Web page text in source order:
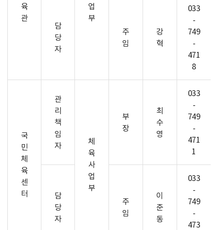
육
관
업
부
담
당
자
주
임
강
혁
033
-
749
-
471
8
국
민
체
육
센
터
관
리
책
임
자
체
육
사
업
부
부
장
최
수
영
033
-
749
-
471
1
담
당
자
주
임
이
준
동
033
-
749
-
473